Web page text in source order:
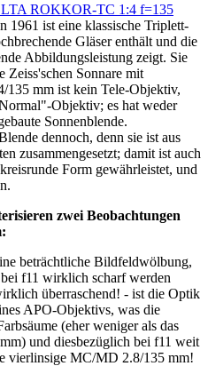
ROKKOR-TC 1:4 f=135
1961 ist eine klassische Triplett-
Gläser enthält und die
Abbildungsleistung zeigt. Sie
Zeiss'schen Sonnare mit
135 mm ist kein Tele-Objektiv,
Objektiv; es hat weder
Sonnenblende.
dennoch, denn sie ist aus
zusammengesetzt; damit ist auch
Form gewährleistet, und
zwei Beobachtungen
beträchtliche Bildfeldwölbung,
f11 wirklich scharf werden
überraschend! - ist die Optik
APO-Objektivs, was die
(eher weniger als das
und diesbezüglich bei f11 weit
vierlinsige MC/MD 2.8/135 mm!